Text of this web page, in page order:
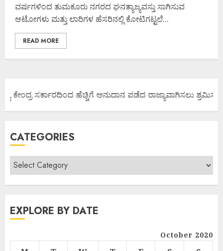
ವರ್ಷಗಳಿಂದ ತುಮಕೂರು ನಗರದ ಘನತ್ಯಾಜ್ಯವಸ್ತು ಸಾಗಿಸುವ
ಆಟೋಗಳು ಮತ್ತು ಲಾರಿಗಳ ಹೆಸರಿನಲ್ಲಿ ಕೋಟಿಗಟ್ಟಲೆ...
READ MORE
ಕೇಂದ್ರ ಸರ್ಕಾರದಿಂದ ಹೆಚ್ಚಿಗೆ ಅನುದಾನ ಪಡೆದ ರಾಜ್ಯಾವಾಗಿಸಲು
CATEGORIES
EXPLORE BY DATE
October 2020